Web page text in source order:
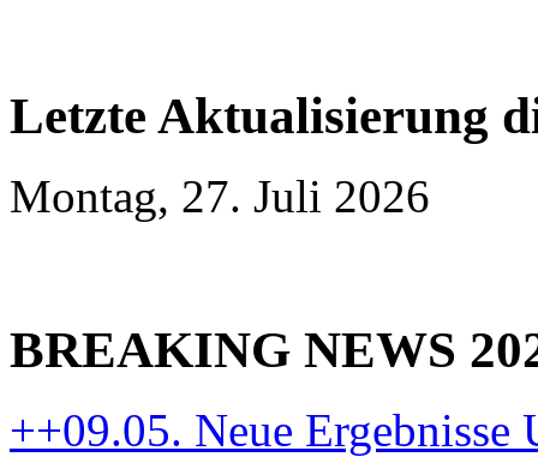
Letzte Aktualisierung
Montag, 27. Juli 2026
BREAKING NEWS
++09.05. Neue Ergebnisse